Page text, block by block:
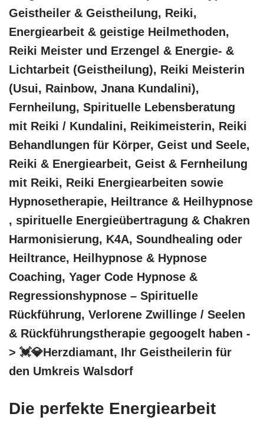
Geistheiler & Geistheilung, Reiki,
Energiearbeit & geistige Heilmethoden,
Reiki Meister und Erzengel & Energie- &
Lichtarbeit (Geistheilung), Reiki Meisterin
(Usui, Rainbow, Jnana Kundalini),
Fernheilung, Spirituelle Lebensberatung
mit Reiki / Kundalini, Reikimeisterin, Reiki
Behandlungen für Körper, Geist und Seele,
Reiki & Energiearbeit, Geist & Fernheilung
mit Reiki, Reiki Energiearbeiten sowie
Hypnosetherapie, Heiltrance & Heilhypnose
, spirituelle Energieübertragung & Chakren
Harmonisierung, K4A, Soundhealing oder
Heiltrance, Heilhypnose & Hypnose
Coaching, Yager Code Hypnose &
Regressionshypnose – Spirituelle
Rückführung, Verlorene Zwillinge / Seelen
& Rückführungstherapie gegoogelt haben -
> 💓️💎Herzdiamant, Ihr Geistheilerin für
den Umkreis Walsdorf
Die perfekte Energiearbeit